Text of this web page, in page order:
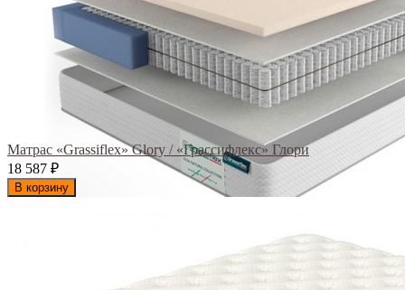
Матрас «Grassiflex» Glory / «Грассифлекс» Глори
18 587 ₽
В корзину